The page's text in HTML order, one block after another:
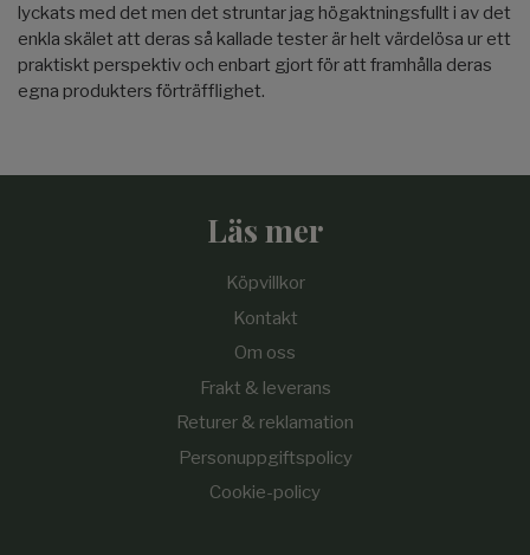
lyckats med det men det struntar jag högaktningsfullt i av det
enkla skälet att deras så kallade tester är helt värdelösa ur ett
praktiskt perspektiv och enbart gjort för att framhålla deras
egna produkters förträfflighet.
Läs mer
Köpvillkor
Kontakt
Om oss
Frakt & leverans
Returer & reklamation
Personuppgiftspolicy
Cookie-policy